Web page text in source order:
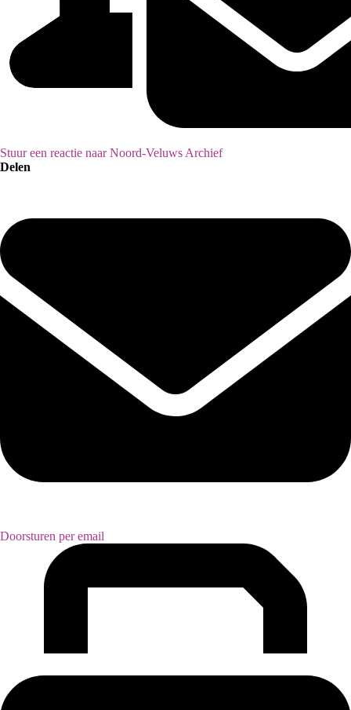
Stuur een reactie naar Noord-Veluws Archief
Delen
Doorsturen per email